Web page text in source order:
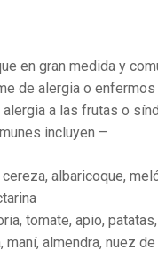
en gran medida y
de alergia o
a las frutas o
incluyen –
cereza, albaricoque,
tomate, apio,
maní, almendra, nuez